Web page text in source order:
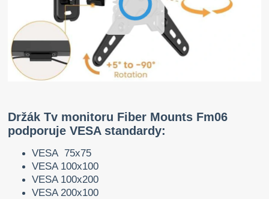
Držák Tv monitoru Fiber Mounts Fm06
podporuje VESA standardy:
VESA 75x75
VESA 100x100
VESA 100x200
VESA 200x100